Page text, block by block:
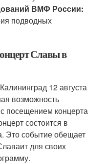
ВМФ России:
подводных
Славы в
12 августа
возможность
посещением концерта
состоится в
Это событие обещает
для своих